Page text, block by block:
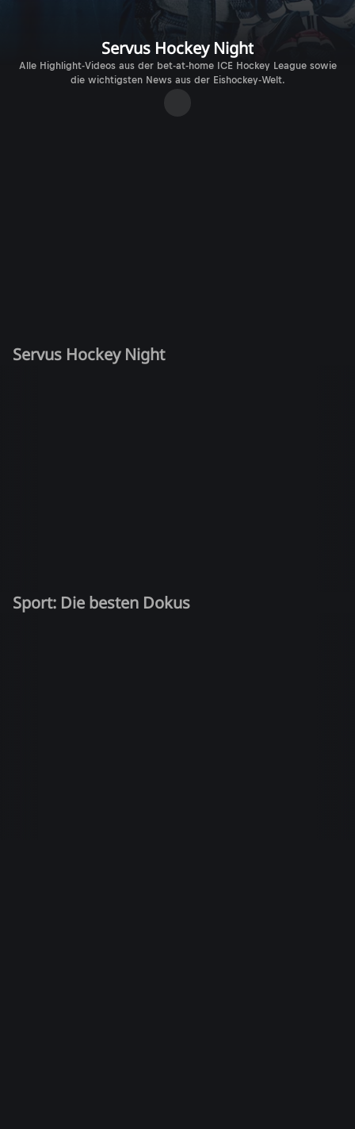
Servus Hockey Night
Alle Highlight-Videos aus der bet-at-home ICE Hockey League sowie
die wichtigsten News aus der Eishockey-Welt.
Servus Hockey Night
Sport: Die besten Dokus